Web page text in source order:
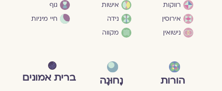
רווקות
אירוסין
נישואין
אישות
נידה
מקווה
גוף
חיי מיניות
הורות נָחוּגָה ברית אמונים